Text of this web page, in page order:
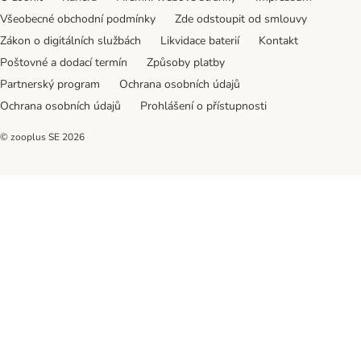
Všeobecné obchodní podmínky
Zde odstoupit od smlouvy
Zákon o digitálních službách
Likvidace baterií
Kontakt
Poštovné a dodací termín
Způsoby platby
Partnerský program
Ochrana osobních údajů
Ochrana osobních údajů
Prohlášení o přístupnosti
© zooplus SE 2026